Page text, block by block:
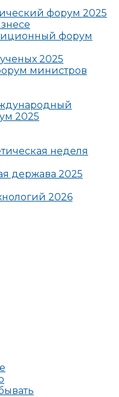
форум 2025
форум
2025
министров
2025
неделя
держава 2025
2026